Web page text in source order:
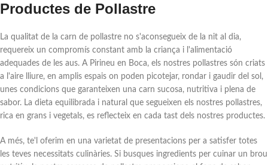
Productes de Pollastre
La qualitat de la carn de pollastre no s'aconsegueix de la nit al dia,
requereix un compromís constant amb la criança i l'alimentació
adequades de les aus. A Pirineu en Boca, els nostres pollastres són criats
a l'aire lliure, en amplis espais on poden picotejar, rondar i gaudir del sol,
unes condicions que garanteixen una carn sucosa, nutritiva i plena de
sabor. La dieta equilibrada i natural que segueixen els nostres pollastres,
rica en grans i vegetals, es reflecteix en cada tast dels nostres productes.
A més, te'l oferim en una varietat de presentacions per a satisfer totes
les teves necessitats culinàries. Si busques ingredients per cuinar un brou